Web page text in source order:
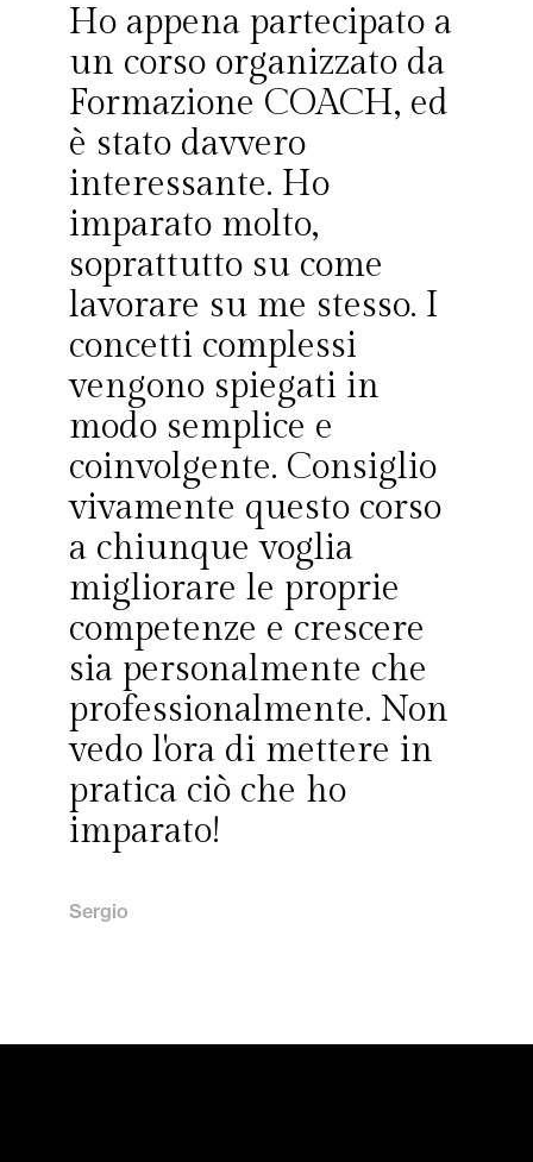
Ho appena partecipato a
un corso organizzato da
Formazione COACH, ed
è stato davvero
interessante. Ho
imparato molto,
soprattutto su come
lavorare su me stesso. I
concetti complessi
vengono spiegati in
modo semplice e
coinvolgente. Consiglio
vivamente questo corso
a chiunque voglia
migliorare le proprie
competenze e crescere
sia personalmente che
professionalmente. Non
vedo l'ora di mettere in
pratica ciò che ho
imparato!
Sergio